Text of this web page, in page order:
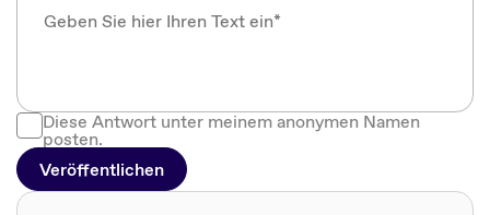
Diese Antwort unter meinem anonymen Namen
posten.
Veröffentlichen